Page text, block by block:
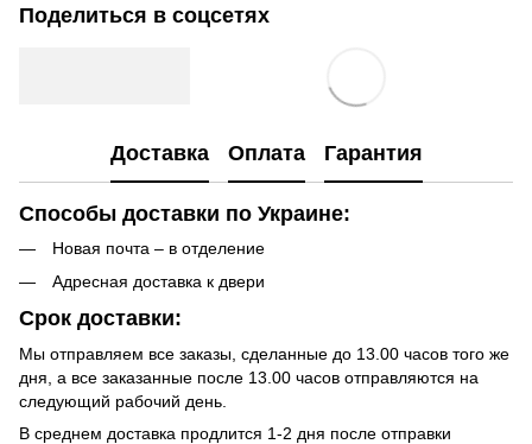
Поделиться в соцсетях
Доставка Оплата Гарантия
Способы доставки по Украине:
Новая почта – в отделение
Адресная доставка к двери
Срок доставки:
Мы отправляем все заказы, сделанные до 13.00 часов того же
дня, а все заказанные после 13.00 часов отправляются на
следующий рабочий день.
В среднем доставка продлится 1-2 дня после отправки